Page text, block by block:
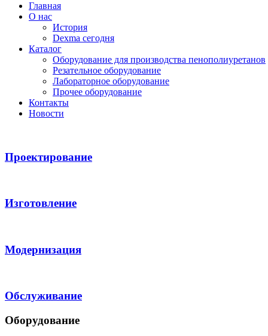
Главная
О нас
История
Dexma сегодня
Каталог
Оборудование для производства пенополиуретанов
Резательное оборудование
Лабораторное оборудование
Прочее оборудование
Контакты
Новости
Проектирование
Изготовление
Модернизация
Обслуживание
Оборудование